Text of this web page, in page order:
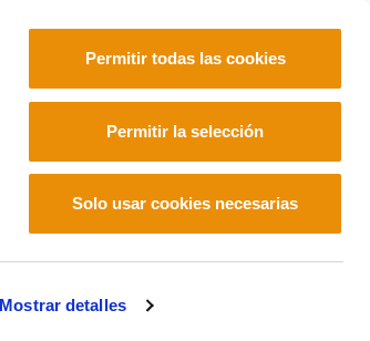
Mostrar detalles
Permitir todas las cookies
Permitir la selección
Solo usar cookies necesarias